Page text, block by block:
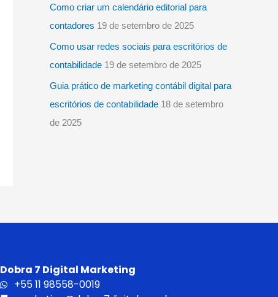
Como criar um calendário editorial para
contadores 19 de setembro de 2025
Como usar redes sociais para escritórios de
contabilidade 19 de setembro de 2025
Guia prático de marketing contábil digital para
escritórios de contabilidade 18 de setembro
de 2025
Dobra 7 Digital Marketing
+55 11 98558-0019